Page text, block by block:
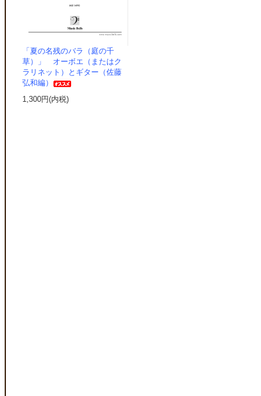
「夏の名残のバラ（庭の千
草）」 オーボエ（またはク
ラリネット）とギター（佐藤
弘和編）
1,300円(内税)